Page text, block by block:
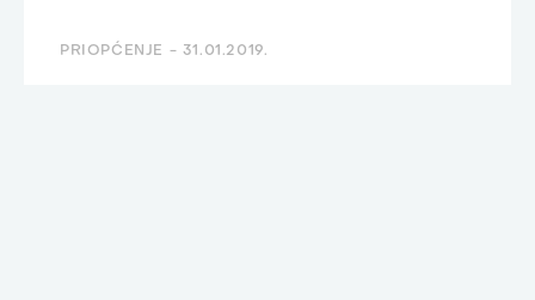
PRIOPĆENJE - 31.01.2019.